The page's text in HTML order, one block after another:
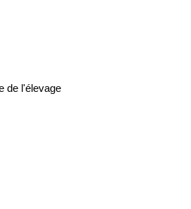
de l'élevage